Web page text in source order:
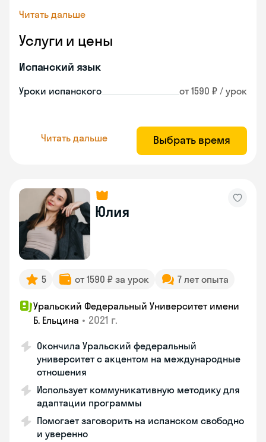
Читать дальше
Услуги и цены
Испанский язык
Уроки испанского от 1590 ₽ / урок
Читать дальше Выбрать время
Юлия
5 от 1590 ₽ за урок 7 лет опыта
Уральский Федеральный Университет имени
Б. Ельцина • 2021 г.
Окончила Уральский федеральный
университет с акцентом на международные
отношения
Использует коммуникативную методику для
адаптации программы
Помогает заговорить на испанском свободно
и уверенно